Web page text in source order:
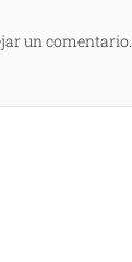
un comentario.